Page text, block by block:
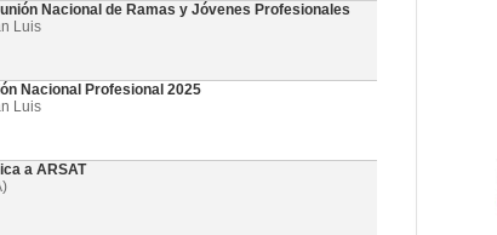
Nacional de Ramas y Jóvenes Profesionales
Luis
Nacional Profesional 2025
Luis
a ARSAT